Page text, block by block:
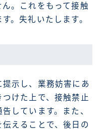
。これをもって接触
。失礼いたします。
示し、業務妨害にあ
けた上で、接触禁止
しています。また、
伝えることで、後日の